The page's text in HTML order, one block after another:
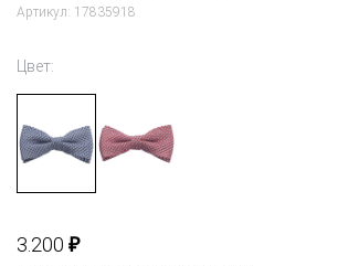
Артикул: 17835918
Цвет:
3.200 ₽